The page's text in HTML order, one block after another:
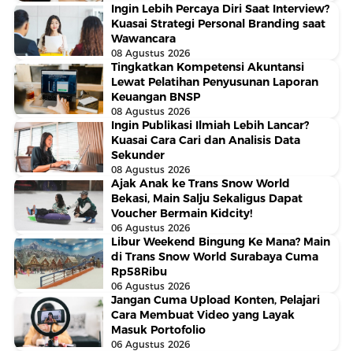
Ingin Lebih Percaya Diri Saat Interview?
Kuasai Strategi Personal Branding saat
Wawancara
08 Agustus 2026
Tingkatkan Kompetensi Akuntansi
Lewat Pelatihan Penyusunan Laporan
Keuangan BNSP
08 Agustus 2026
Ingin Publikasi Ilmiah Lebih Lancar?
Kuasai Cara Cari dan Analisis Data
Sekunder
08 Agustus 2026
Ajak Anak ke Trans Snow World
Bekasi, Main Salju Sekaligus Dapat
Voucher Bermain Kidcity!
06 Agustus 2026
Libur Weekend Bingung Ke Mana? Main
di Trans Snow World Surabaya Cuma
Rp58Ribu
06 Agustus 2026
Jangan Cuma Upload Konten, Pelajari
Cara Membuat Video yang Layak
Masuk Portofolio
06 Agustus 2026